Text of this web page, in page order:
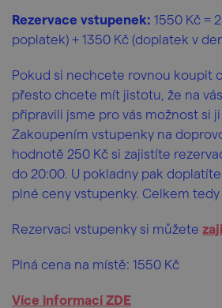
Rezervace vstupenek: 1550 Kč =
poplatek) + 1350 Kč (doplatek v
Pokud si nechcete rovnou koupit
přesto chcete mít jistotu, že na
připravili jsme pro vás možnost si
Zakoupením vstupenky na
hodnotě 250 Kč si zajistíte
do 20:00. U pokladny pak
plné ceny vstupenky. Celkem tedy
Rezervaci vstupenky si můžete
Plná cena na místě: 1550 Kč
Více informací ZDE